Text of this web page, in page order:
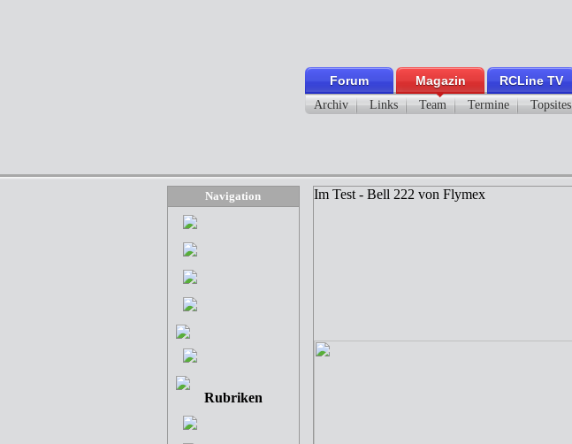
Forum Magazin RCLine TV
Archiv Links Team Termine Topsites
Navigation
Rubriken
Im Test - Bell 222 von Flymex